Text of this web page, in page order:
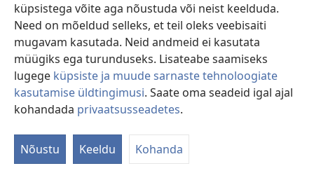
küpsistega võite aga nõustuda või neist keelduda.
Need on mõeldud selleks, et teil oleks veebisaiti
mugavam kasutada. Neid andmeid ei kasutata
müügiks ega turunduseks. Lisateabe saamiseks
lugege küpsiste ja muude sarnaste tehnoloogiate
kasutamise üldtingimusi. Saate oma seadeid igal ajal
kohandada privaatsusseadetes.
Nõustu Keeldu Kohanda
Watchtower Library
Copyright© 2026 Watch Tower Bible and Tract Society of Pennsylvania.
KASUTUSTINGIMUSED|ANDMEKAITSETINGIMUSED
PRIVAATSUSSEADED